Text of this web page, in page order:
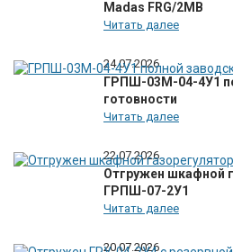
Madas FRG/2MB
Читать далее
24.07.2026
ГРПШ-03М-04-4У1
готовности
Читать далее
22.07.2026
Отгружен шкафной
ГРПШ-07-2У1
Читать далее
20.07.2026